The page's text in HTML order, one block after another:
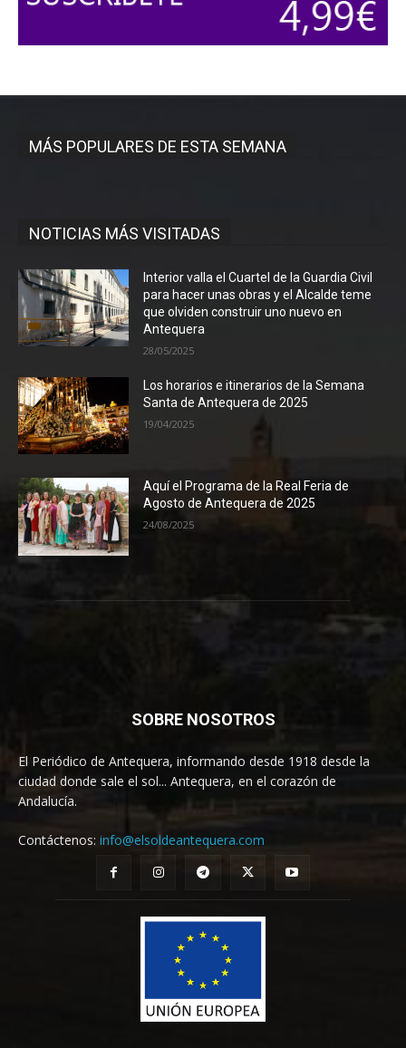
MÁS POPULARES DE ESTA SEMANA
NOTICIAS MÁS VISITADAS
Interior valla el Cuartel de la Guardia Civil
para hacer unas obras y el Alcalde teme
que olviden construir uno nuevo en
Antequera
28/05/2025
Los horarios e itinerarios de la Semana
Santa de Antequera de 2025
19/04/2025
Aquí el Programa de la Real Feria de
Agosto de Antequera de 2025
24/08/2025
SOBRE NOSOTROS
El Periódico de Antequera, informando desde 1918 desde la
ciudad donde sale el sol... Antequera, en el corazón de
Andalucía.
Contáctenos: info@elsoldeantequera.com